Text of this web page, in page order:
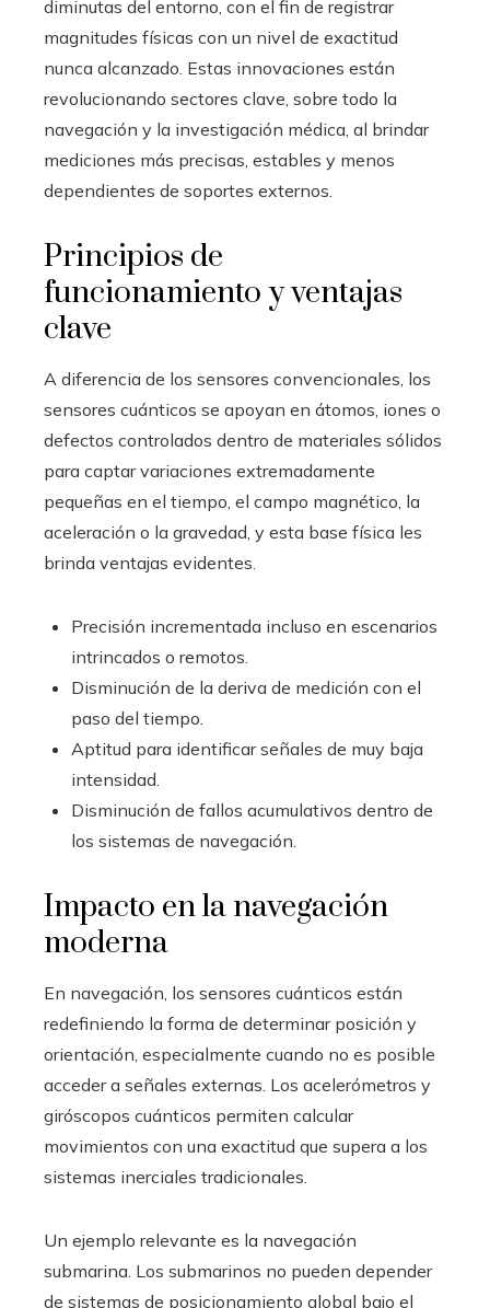
diminutas del entorno, con el fin de registrar
magnitudes físicas con un nivel de exactitud
nunca alcanzado. Estas innovaciones están
revolucionando sectores clave, sobre todo la
navegación y la investigación médica, al brindar
mediciones más precisas, estables y menos
dependientes de soportes externos.
Principios de
funcionamiento y ventajas
clave
A diferencia de los sensores convencionales, los
sensores cuánticos se apoyan en átomos, iones o
defectos controlados dentro de materiales sólidos
para captar variaciones extremadamente
pequeñas en el tiempo, el campo magnético, la
aceleración o la gravedad, y esta base física les
brinda ventajas evidentes.
Precisión incrementada incluso en escenarios
intrincados o remotos.
Disminución de la deriva de medición con el
paso del tiempo.
Aptitud para identificar señales de muy baja
intensidad.
Disminución de fallos acumulativos dentro de
los sistemas de navegación.
Impacto en la navegación
moderna
En navegación, los sensores cuánticos están
redefiniendo la forma de determinar posición y
orientación, especialmente cuando no es posible
acceder a señales externas. Los acelerómetros y
giróscopos cuánticos permiten calcular
movimientos con una exactitud que supera a los
sistemas inerciales tradicionales.
Un ejemplo relevante es la navegación
submarina. Los submarinos no pueden depender
de sistemas de posicionamiento global bajo el